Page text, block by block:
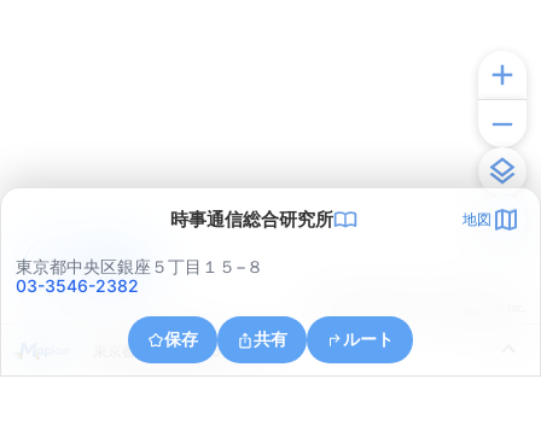
時事通信総合研究所 地図
東京都中央区銀座５丁目１５−８
03-3546-2382
保存 共有 ルート
東京都中央区晴海５丁目４
アプリで見る